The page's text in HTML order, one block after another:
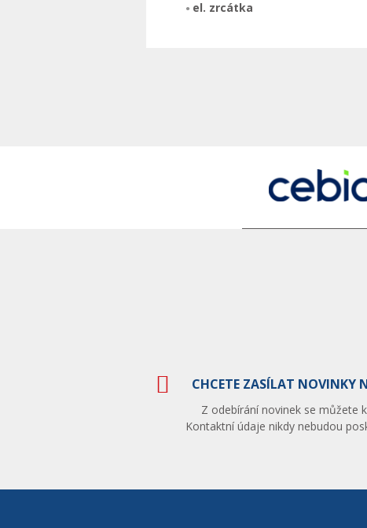
el. zrcátka
CHCETE ZASÍLAT NOVINKY
Z odebírání novinek se můžete
Kontaktní údaje nikdy nebudou